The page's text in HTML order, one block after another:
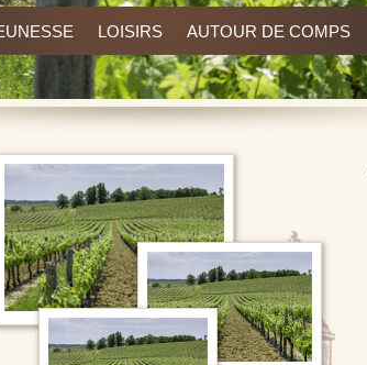
LOISIRS AUTOUR DE COMPS